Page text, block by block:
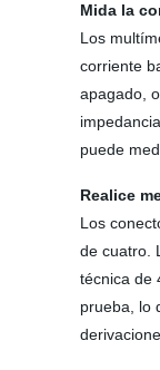
Mida la
Los
corriente
apagado,
puede
Realice
Los
de cuatro.
técnica de
prueba, lo